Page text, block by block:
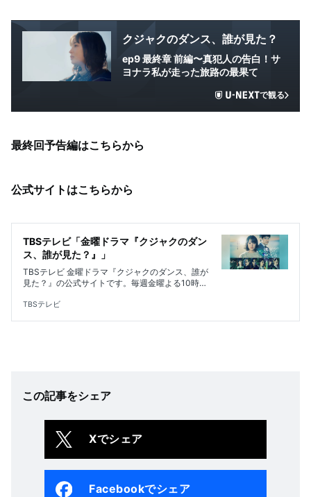
クジャクのダンス、誰が見た？
ep9 最終章 前編〜真犯人の告白！サ
ヨナラ私が走った旅路の最果て
で観る
最終回予告編はこちらから
公式サイトはこちらから
TBSテレビ「金曜ドラマ『クジャクのダン
ス、誰が見た？』」
TBSテレビ 金曜ドラマ『クジャクのダンス、誰が
見た？』の公式サイトです。毎週金曜よる10時放
ランキー、磯村勇斗。親子愛を描くヒューマンク
TBSテレビ
この記事をシェア
Xでシェア
Facebookでシェア